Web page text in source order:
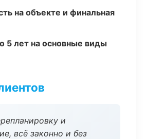
на объекте и финальная
5 лет на основные виды
и
всё законно и без